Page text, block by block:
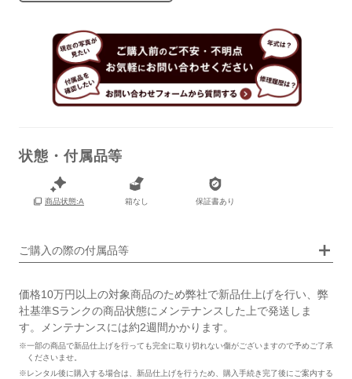
状態・付属品等
商品状態:A 箱なし 保証書あり
ご購入の際の付属品等
価格10万円以上の対象商品のため弊社で新品仕上げを行い、弊
社基準Sランクの商品状態にメンテナンスした上で発送しま
す。メンテナンスには約2週間かかります。
※一部の商品で新品仕上げを行っても完全に取り切れない傷がございますので予めご了承
くださいませ。
※レンタル後に購入する場合は、新品仕上げを行うため、購入手続き完了後にご案内する